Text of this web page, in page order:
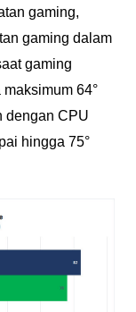
gaming,
gaming dalam
gaming
64°
dengan CPU
hingga 75°